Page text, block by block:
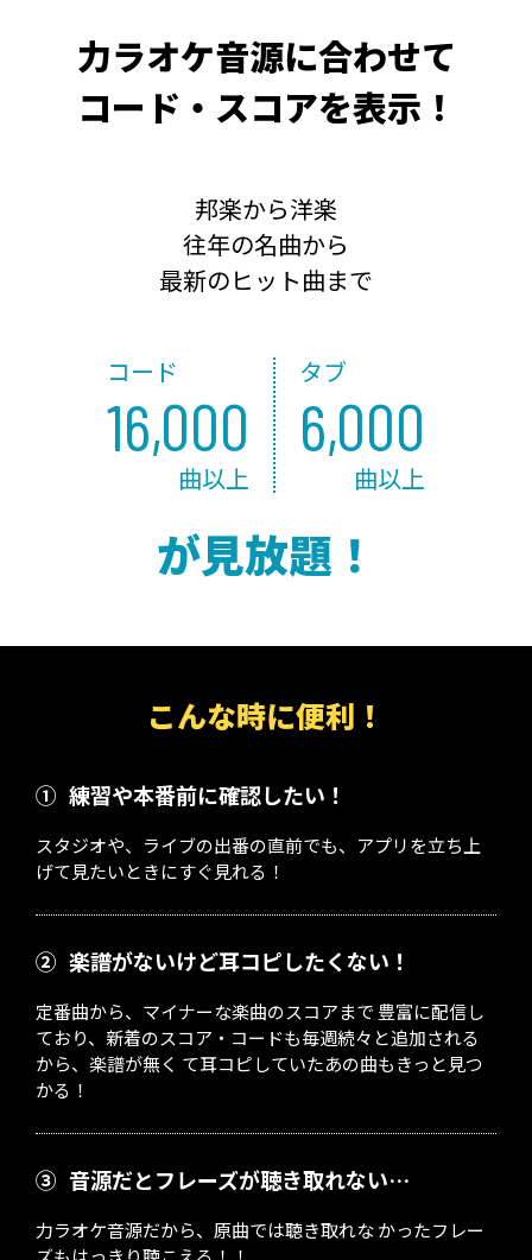
力ラオケ音源に合わせて
コード・スコアを表示！
邦楽から洋楽
往年の名曲から
最新のヒット曲まで
コード
16,000
曲以上
タブ
6,000
曲以上
が見放題！
こんな時に便利！
① 練習や本番前に確認したい！
スタジオや、ライブの出番の直前でも、アプリを立ち上
げて見たいときにすぐ見れる！
② 楽譜がないけど耳コピしたくない！
定番曲から、マイナーな楽曲のスコアまで 豊富に配信し
ており、新着のスコア・コードも毎週続々と追加される
から、楽譜が無く て耳コピしていたあの曲もきっと見つ
かる！
③ 音源だとフレーズが聴き取れない…
力ラオケ音源だから、原曲では聴き取れな かったフレー